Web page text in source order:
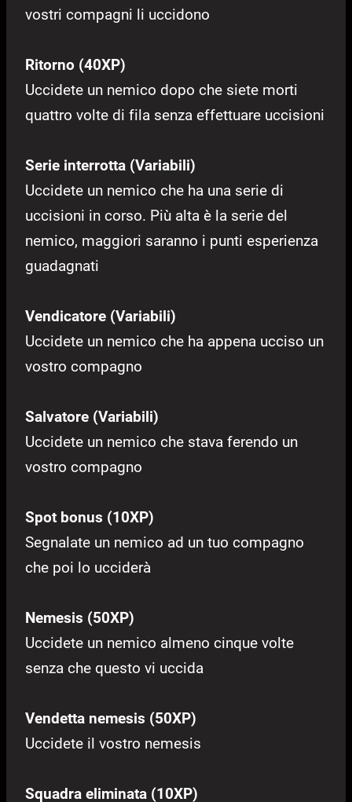
vostri compagni li uccidono
Ritorno (40XP)
Uccidete un nemico dopo che siete morti
quattro volte di fila senza effettuare uccisioni
Serie interrotta (Variabili)
Uccidete un nemico che ha una serie di
uccisioni in corso. Più alta è la serie del
nemico, maggiori saranno i punti esperienza
guadagnati
Vendicatore (Variabili)
Uccidete un nemico che ha appena ucciso un
vostro compagno
Salvatore (Variabili)
Uccidete un nemico che stava ferendo un
vostro compagno
Spot bonus (10XP)
Segnalate un nemico ad un tuo compagno
che poi lo ucciderà
Nemesis (50XP)
Uccidete un nemico almeno cinque volte
senza che questo vi uccida
Vendetta nemesis (50XP)
Uccidete il vostro nemesis
Squadra eliminata (10XP)